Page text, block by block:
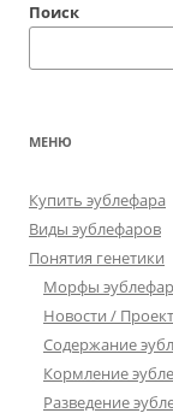
Поиск
МЕНЮ
Купить эублефара
Виды эублефаров
Понятия генетики
Морфы
Новости /
Содержание
Кормление
Разведение